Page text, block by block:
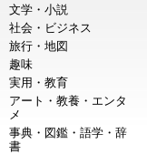
文学・小説
社会・ビジネス
旅行・地図
趣味
実用・教育
アート・教養・エンタ
メ
事典・図鑑・語学・辞
書